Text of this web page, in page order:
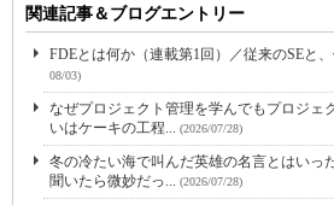
関連記事＆ブログエントリー
FDEとは何か（連載第1回）／従来のSEと
08/03)
なぜプロジェクト管理を学んでもプロジェ
いはケーキの工程... (2026/07/28)
冬の冷たい海で叫んだ英雄の名言とはいっ
聞いたら微妙だっ... (2026/07/28)